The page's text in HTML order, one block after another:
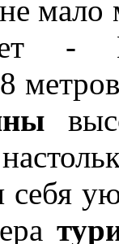
-
себя